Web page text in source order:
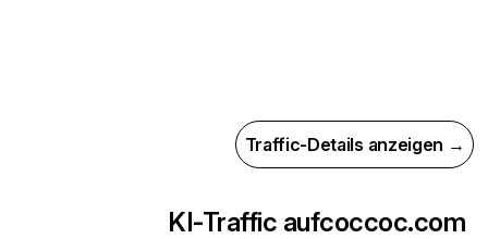
Traffic-Details anzeigen →
KI-Traffic aufcoccoc.com